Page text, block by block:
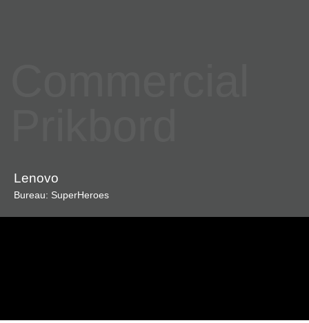
Lenovo
Bureau: SuperHeroes